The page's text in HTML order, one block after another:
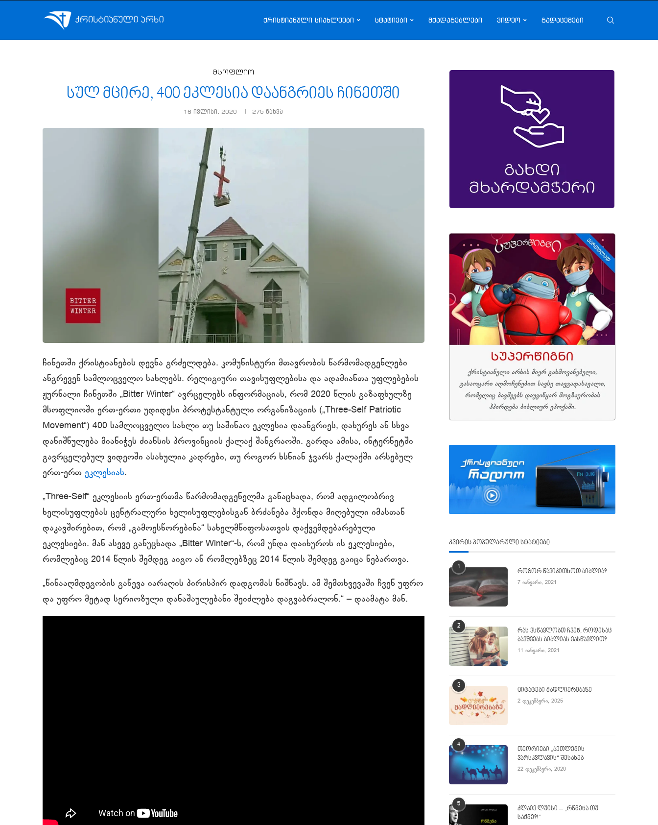
ქრისტიანული სიახლეები სტატიები მქადაგებლები ვიდეო გადაცემები
მსოფლიო
სულ მცირე, 400 ეკლესია დაანგრიეს ჩინეთში
16 ივლისი, 2020 275 ნახვა
ჩინეთში ქრისტიანების დევნა გრძელდება. კომუნისტური მთავრობის წარმომადგენლები
ანგრევენ სამლოცველო სახლებს. რელიგიური თავისუფლებისა და ადამიანთა უფლებების
ჟურნალი ჩინეთში „Bitter Winter“ ავრცელებს ინფორმაციას, რომ 2020 წლის გაზაფხულზე
მსოფლიოში ერთ-ერთი უდიდესი პროტესტანტული ორგანიზაციის („Three-Self Patriotic
Movement“) 400 სამლოცველო სახლი თუ საშინაო ეკლესია დაანგრიეს, დახურეს ან სხვა
დანიშნულება მიანიჭეს ძიანსის პროვინციის ქალაქ შანგრაოში. გარდა ამისა, ინტერნეტში
გავრცელებულ ვიდეოში ასახულია კადრები, თუ როგორ ხსნიან ჯვარს ქალაქში არსებულ
ერთ-ერთ ეკლესიას.
„Three-Self“ ეკლესიის ერთ-ერთმა წარმომადგენელმა განაცხადა, რომ ადგილობრივ
ხელისუფლებას ცენტრალური ხელისუფლებისგან ბრძანება ჰქონდა მიღებული იმასთან
დაკავშირებით, რომ „გამოესწორებინა“ სახელმწიფოსათვის დაქვემდებარებული
ეკლესიები. მან ასევე განუცხადა „Bitter Winter“-ს, რომ უნდა დაიხუროს ის ეკლესიები,
რომლებიც 2014 წლის შემდეგ აიგო ან რომლებზეც 2014 წლის შემდეგ გაიცა ნებართვა.
„წინააღმდეგობის გაწევა იარაღის პირისპირ დადგომას ნიშნავს. ამ შემთხვევაში ჩვენ უფრო
და უფრო მეტად სერიოზული დანაშაულებანი შეიძლება დაგვაბრალონ.“ ‒ დაამატა მან.
კვირის პოპულარული სტატიები
1
როგორ წავიკითხოთ ბიბლია?
7 იანვარი, 2021
2
რას ვსწავლობთ ჩვენ, როდესაც
ბავშვებს ბიბლიას ვასწავლით?
11 იანვარი, 2021
3
ციტატები მადლიერებაზე
2 დეკემბერი, 2025
4
თეორიები „ბეთლემის
ვარსკვლავის“ შესახებ
22 დეკემბერი, 2020
5
კლაივ ლუისი – „რწმენა თუ
საქმე?!“